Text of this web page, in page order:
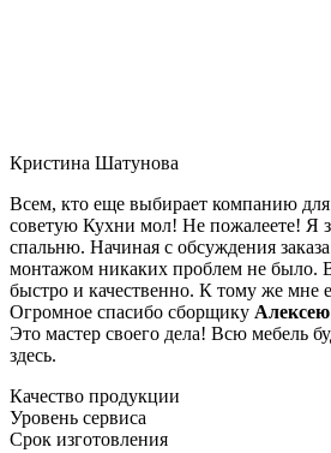
Кристина Шатунова
Всем, кто еще выбирает компанию для
советую Кухни мол! Не пожалеете! Я
спальню. Начиная с обсуждения
монтажом никаких проблем не было.
быстро и качественно. К тому же мне
Огромное спасибо сборщику Алексею
Это мастер своего дела! Всю мебель
здесь.
Качество продукции
Уровень сервиса
Срок изготовления